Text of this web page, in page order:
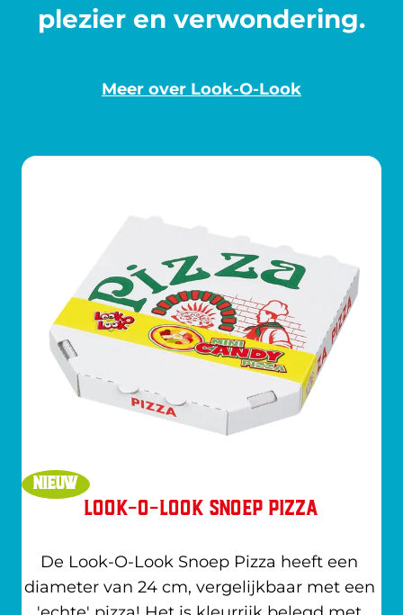
plezier en verwondering.
Meer over Look-O-Look
Look-O-Look Snoep Pizza
De Look-O-Look Snoep Pizza heeft een
diameter van 24 cm, vergelijkbaar met een
NIEUW